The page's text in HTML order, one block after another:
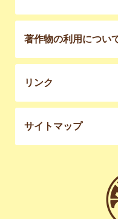
著作物の利用につい
リンク
サイトマップ